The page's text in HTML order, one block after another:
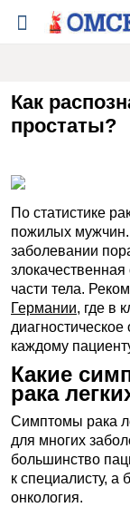
Как
простаты?
По статистике
пожилых мужчин.
заболевании
части тела.
Германии, где в
каждому
Какие
рака
Симптомы рака
для многих
большинство
к специалисту, а
онкология.